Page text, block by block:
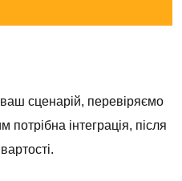
сценарій, перевіряємо
потрібна інтеграція, після